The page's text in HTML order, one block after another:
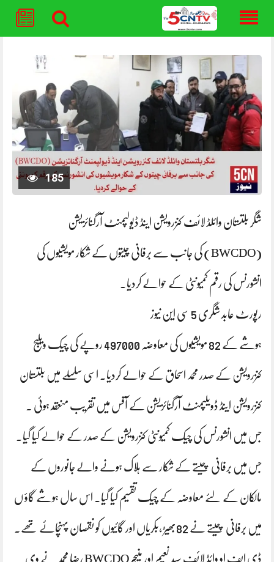
185
شگر بلتستان وائلڈ لائف کنزرویشن اینڈ ڈیولپمنٹ آرگنائزیشن
(BWCDO) کی جانب سے برفانی چیتوں کے شکار مویشیوں کی
انشورنس کی رقم کمیونٹی کے حوالے کردیا۔
رپورٹ عابد شگری 5 سی این نیوز
ہوشے کے 82 مویشیوں کی معاوضہ 497000 روپے کی چیک ویلیج
کنزرویشن کے صدر محمد اسحاق کے حوالے کردیا۔ اسی سلسلے میں بلتستان
کنزرویشن اینڈ ڈویلپمنٹ آرگنائزیشن کے آفس میں تقریب منعقد ہوئی ۔
جس میں انشورنس کی چیک کمیونٹی کنزرویشن کے صدر کے حوالے کیا گیا۔
جس میں برفانی چیتے کے شکار سے ہلاک ہونے والے جانوروں کے
مالکان کے لئے معاوضہ کے چیک تقسیم کیا گیا. اس سال ہوشے گاؤ ں
میں برفانی چیتے نے 82بھیڑ ,بکریاں اور گائیوں کو نقصان پہنچائے تھے.
ڈی ایف او وائڈ لائف سید نعیم اور منیجر BWCDO رضا محمد نے وی